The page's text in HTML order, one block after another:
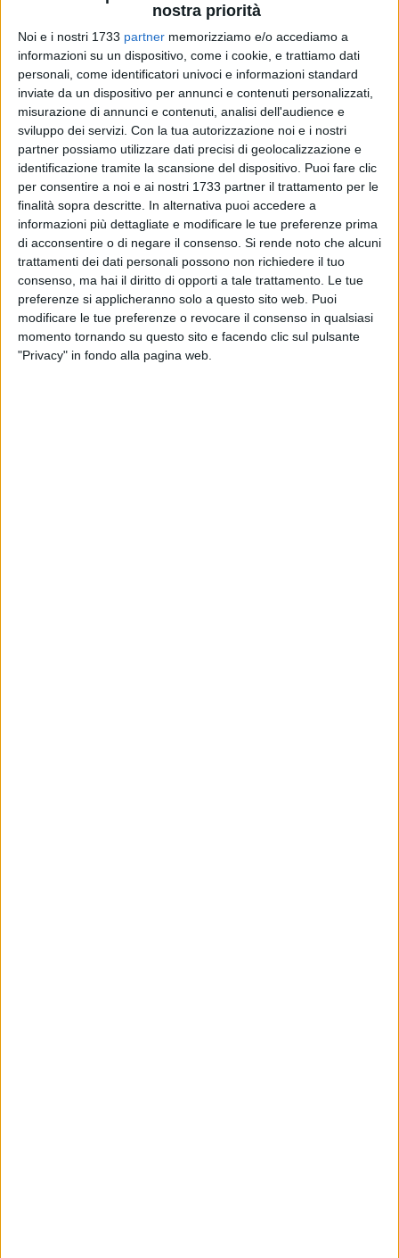
nostra priorità
Noi e i nostri 1733 partner memorizziamo e/o accediamo a
informazioni su un dispositivo, come i cookie, e trattiamo dati
personali, come identificatori univoci e informazioni standard
inviate da un dispositivo per annunci e contenuti personalizzati,
misurazione di annunci e contenuti, analisi dell'audience e
sviluppo dei servizi. Con la tua autorizzazione noi e i nostri
partner possiamo utilizzare dati precisi di geolocalizzazione e
identificazione tramite la scansione del dispositivo. Puoi fare clic
per consentire a noi e ai nostri 1733 partner il trattamento per le
finalità sopra descritte. In alternativa puoi accedere a
informazioni più dettagliate e modificare le tue preferenze prima
di acconsentire o di negare il consenso. Si rende noto che alcuni
trattamenti dei dati personali possono non richiedere il tuo
consenso, ma hai il diritto di opporti a tale trattamento. Le tue
preferenze si applicheranno solo a questo sito web. Puoi
modificare le tue preferenze o revocare il consenso in qualsiasi
momento tornando su questo sito e facendo clic sul pulsante
"Privacy" in fondo alla pagina web.
101
Ancora una vittoria importante per la Boxe Palumbo di
Andria, che continua a collezionare successi nel panorama
pugilistico nazionale. Questa volta a salire sul gradino più
alto del podio è stato Nicola Lorusso, giovane promessa del
team andriese, che ha conquistato la medaglia d'oro al
Torneo Esordienti svoltosi a Brindisi.